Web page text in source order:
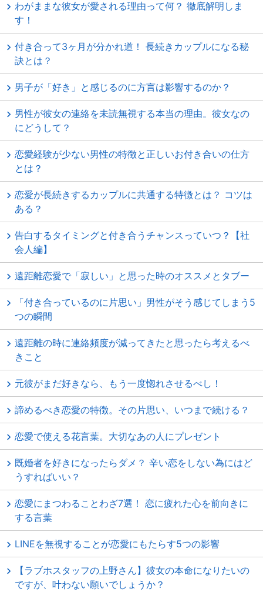
わがままな彼女が愛される理由って何？ 徹底解明しま
す！
付き合って3ヶ月が分かれ道！ 長続きカップルになる秘
訣とは？
男子が「好き」と感じるのに方言は影響するのか？
男性が彼女の連絡を未読無視する本当の理由。彼女なの
にどうして？
恋愛経験が少ない男性の特徴と正しいお付き合いの仕方
とは？
恋愛が長続きするカップルに共通する特徴とは？ コツは
ある？
告白するタイミングと付き合うチャンスっていつ？【社
会人編】
遠距離恋愛で「寂しい」と思った時のオススメとタブー
「付き合っているのに片思い」男性がそう感じてしまう5
つの瞬間
遠距離の時に連絡頻度が減ってきたと思ったら考えるべ
きこと
元彼がまだ好きなら、もう一度惚れさせるべし！
諦めるべき恋愛の特徴。その片思い、いつまで続ける？
恋愛で使える花言葉。大切なあの人にプレゼント
既婚者を好きになったらダメ？ 辛い恋をしない為にはど
うすればいい？
恋愛にまつわることわざ7選！ 恋に疲れた心を前向きに
する言葉
LINEを無視することが恋愛にもたらす5つの影響
【ラブホスタッフの上野さん】彼女の本命になりたいの
ですが、叶わない願いでしょうか？